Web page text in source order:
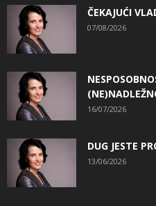
ČEKAJUĆI
07/08/2026
16/07/2026
DUG JESTE
13/06/2026